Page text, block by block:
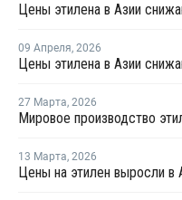
Цены этилена в Азии
09 Апреля, 2026
Цены этилена в Азии
27 Марта, 2026
13 Марта, 2026